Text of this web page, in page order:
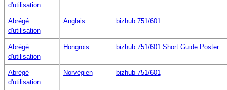
d'utilisation
Abrégé
d'utilisation
Anglais bizhub 751/601
Abrégé
d'utilisation
Hongrois bizhub 751/601 Short Guide Poster
Abrégé
d'utilisation
Norvégien bizhub 751/601